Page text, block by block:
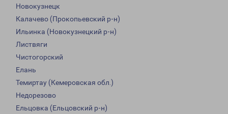
Новокузнецк
Калачево (Прокопьевский р-н)
Ильинка (Новокузнецкий р-н)
Листвяги
Чистогорский
Елань
Темиртау (Кемеровская обл.)
Недорезово
Ельцовка (Ельцовский р-н)